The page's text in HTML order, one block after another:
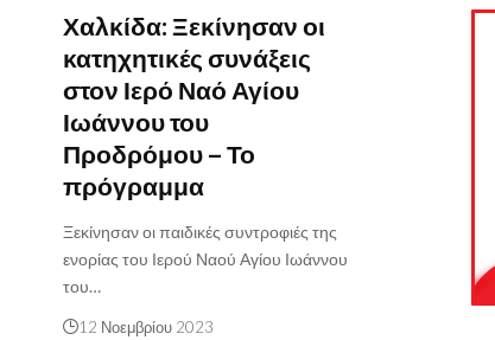
Χαλκίδα: Ξεκίνησαν οι
κατηχητικές συνάξεις
στον Ιερό Ναό Αγίου
Ιωάννου του
Προδρόμου – Το
πρόγραμμα
Ξεκίνησαν οι παιδικές συντροφιές της
ενορίας του Ιερού Ναού Αγίου Ιωάννου
του…
12 Νοεμβρίου 2023